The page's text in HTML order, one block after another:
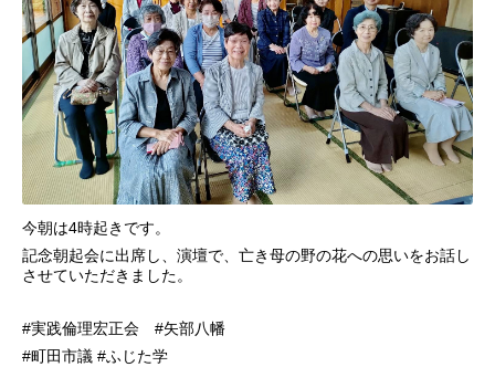
今朝は4時起きです。
記念朝起会に出席し、演壇で、亡き母の野の花への思いをお話し
させていただきました。
#実践倫理宏正会 #矢部八幡
#町田市議 #ふじた学